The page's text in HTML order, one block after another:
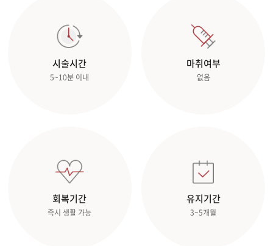
시술시간
5~10분 이내
마취여부
없음
회복기간
즉시 생활 가능
유지기간
3~5개월